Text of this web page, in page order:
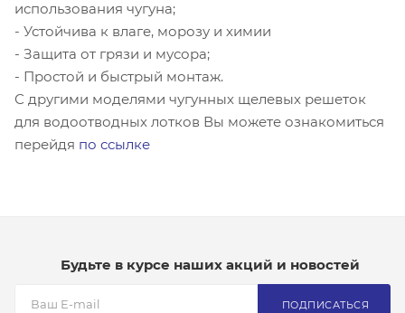
использования чугуна;
- Устойчива к влаге, морозу и химии
- Защита от грязи и мусора;
- Простой и быстрый монтаж.
С другими моделями чугунных щелевых решеток
для водоотводных лотков Вы можете ознакомиться
перейдя по ссылке
Будьте в курсе наших акций и новостей
ПОДПИСАТЬСЯ